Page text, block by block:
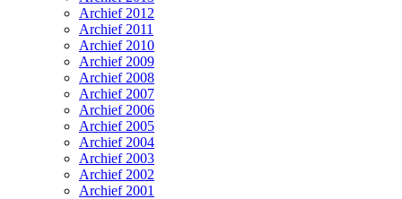
Archief 2012
Archief 2011
Archief 2010
Archief 2009
Archief 2008
Archief 2007
Archief 2006
Archief 2005
Archief 2004
Archief 2003
Archief 2002
Archief 2001